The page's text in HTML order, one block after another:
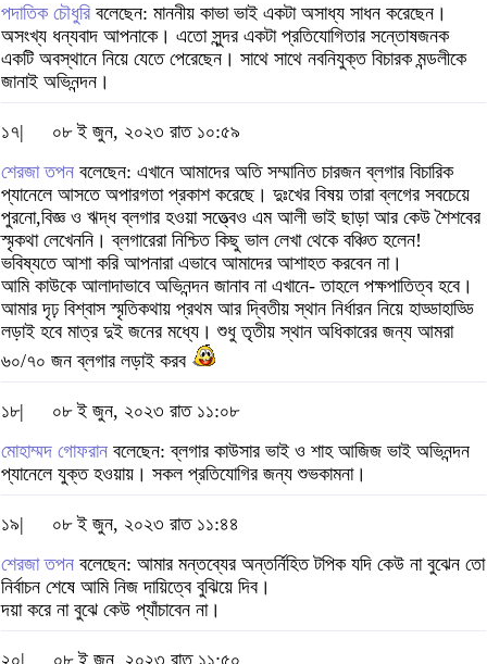
পদাতিক চৌধুরি বলেছেন: মাননীয় কাভা ভাই একটা অসাধ্য সাধন করেছেন।
অসংখ্য ধন্যবাদ আপনাকে। এতো সুন্দর একটা প্রতিযোগিতার সন্তোষজনক
একটি অবস্থানে নিয়ে যেতে পেরেছেন। সাথে সাথে নবনিযুক্ত বিচারক মন্ডলীকে
জানাই অভিনন্দন।
১৭|
০৮ ই জুন, ২০২৩ রাত ১০:৫৯
শেরজা তপন বলেছেন: এখানে আমাদের অতি সম্মানিত চারজন ব্লগার বিচারিক
প্যানেলে আসতে অপারগতা প্রকাশ করেছে। দুঃখের বিষয় তারা ব্লগের সবচেয়ে
পুরনো,বিজ্ঞ ও ঋদ্ধ ব্লগার হওয়া সত্ত্বেও এম আলী ভাই ছাড়া আর কেউ শৈশবের
স্মৃকথা লেখেননি। ব্লগারেরা নিশ্চিত কিছু ভাল লেখা থেকে বঞ্চিত হলেন!
ভবিষ্যতে আশা করি আপনারা এভাবে আমাদের আশাহত করবেন না।
আমি কাউকে আলাদাভাবে অভিনন্দন জানাব না এখানে- তাহলে পক্ষপাতিত্ব হবে।
আমার দৃঢ় বিশ্বাস স্মৃতিকথায় প্রথম আর দ্বিতীয় স্থান নির্ধারন নিয়ে হাড্ডাহাড্ডি
লড়াই হবে মাত্র দুই জনের মধ্যে। শুধু তৃতীয় স্থান অধিকারের জন্য আমরা
৬০/৭০ জন ব্লগার লড়াই করব
১৮|
০৮ ই জুন, ২০২৩ রাত ১১:০৮
মোহাম্মদ গোফরান বলেছেন: ব্লগার কাউসার ভাই ও শাহ আজিজ ভাই অভিনন্দন
প্যানেলে যুক্ত হওয়ায়। সকল প্রতিযোগির জন্য শুভকামনা।
১৯|
০৮ ই জুন, ২০২৩ রাত ১১:৪৪
শেরজা তপন বলেছেন: আমার মন্তব্যের অন্তর্নিহিত টপিক যদি কেউ না বুঝেন তো
নির্বাচন শেষে আমি নিজ দায়িত্বে বুঝিয়ে দিব।
দয়া করে না বুঝে কেউ প্যাঁচাবেন না।
২০| ০৮ ই জুন, ২০২৩ রাত ১১:৫০